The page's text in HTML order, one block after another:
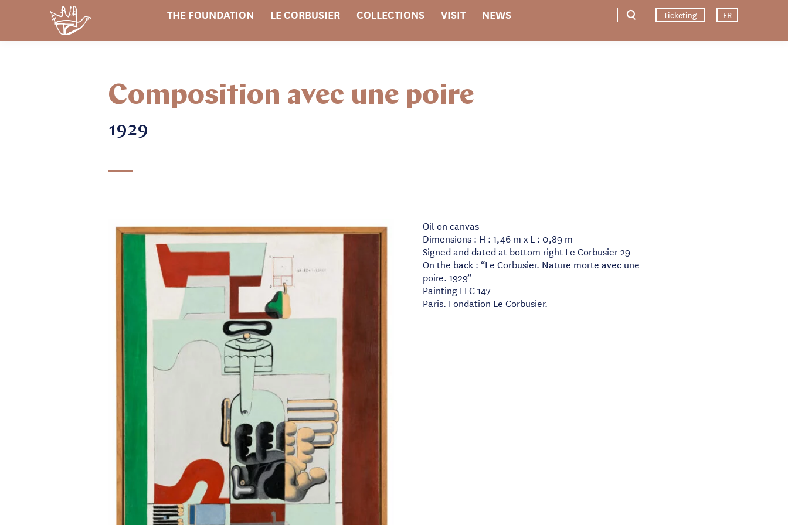
THE FOUNDATION LE CORBUSIER COLLECTIONS VISIT NEWS Ticketing FR
Composition avec une poire
1929
Oil on canvas
Dimensions : H : 1,46 m x L : 0,89 m
Signed and dated at bottom right Le Corbusier 29
On the back : “Le Corbusier. Nature morte avec une
poire. 1929”
Painting FLC 147
Paris. Fondation Le Corbusier.